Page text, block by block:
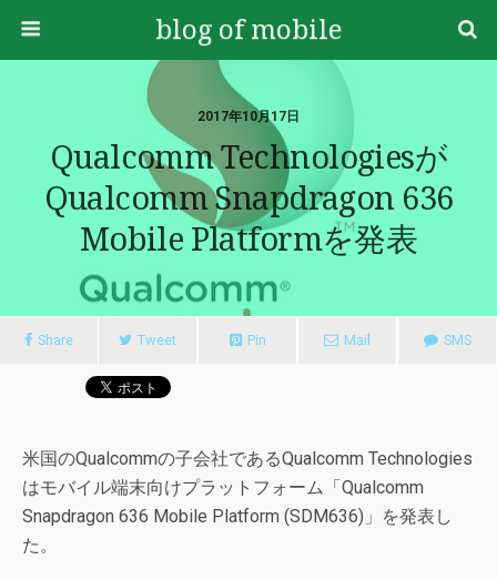
blog of mobile
2017年10月17日
Qualcomm Technologiesが
Qualcomm Snapdragon 636
Mobile Platformを発表
Share Tweet Pin Mail SMS
米国のQualcommの子会社であるQualcomm Technologies
はモバイル端末向けプラットフォーム「Qualcomm
Snapdragon 636 Mobile Platform (SDM636)」を発表し
た。